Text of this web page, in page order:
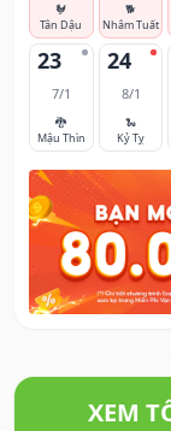
🐓
Tân Dậu
🐕
Nhâm Tuất
23
7/1
🐉
Mậu Thìn
24
8/1
🐍
Kỷ Tỵ
XEM